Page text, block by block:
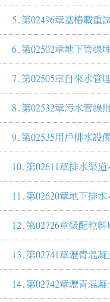
第02496章基樁載重
第02502章地下管線
第02505章自來水管
第02532章污水管線
第02535用戶排水設
第02611章排水渠
第02620章地下排
第02726章級配粒
第02741章瀝青混
第02742章瀝青混